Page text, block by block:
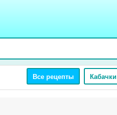
Все рецепты Кабачки